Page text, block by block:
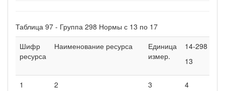
Таблица 97 - Группа 298 Нормы с 13 по 17
Шифр
ресурса
Наименование ресурса
Единица
измер.
14-298
13
1 2 3 4